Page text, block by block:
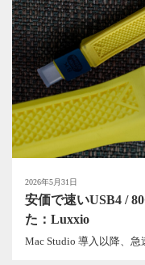
2026年5月31日
安価で速いUSB4 /
た：Luxxio
Mac Studio 導入以降、急